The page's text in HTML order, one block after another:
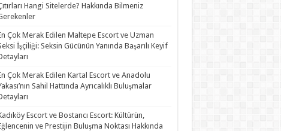
Hangi Sitelerde? Hakkında Bilmeniz
Çok Merak Edilen Maltepe Escort ve Uzman
İşçiliği: Seksin Gücünün Yanında Başarılı Keyif
Çok Merak Edilen Kartal Escort ve Anadolu
Sahil Hattında Ayrıcalıklı Buluşmalar
Escort ve Bostancı Escort: Kültürün,
ve Prestijin Buluşma Noktası Hakkında